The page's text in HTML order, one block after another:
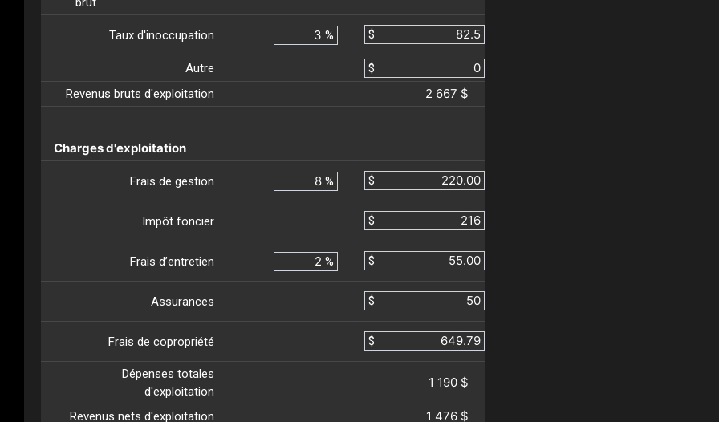
Taux d'inoccupation % $
Autre
$
Revenus bruts d'exploitation
2 667 $
Charges d'exploitation
Frais de gestion % $
Impôt foncier $
Frais d’entretien % $
Assurances $
Frais de copropriété $
Dépenses totales
d'exploitation
1 190 $
Revenus nets d'exploitation 1 476 $